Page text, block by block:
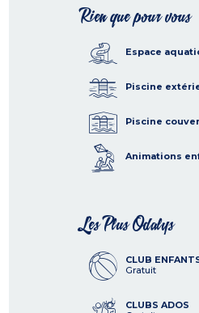
Rien que pour vous
Espace
Piscine
Piscine
Animations
Les Plus Odalys
CLUB
Gratuit
CLUBS ADOS